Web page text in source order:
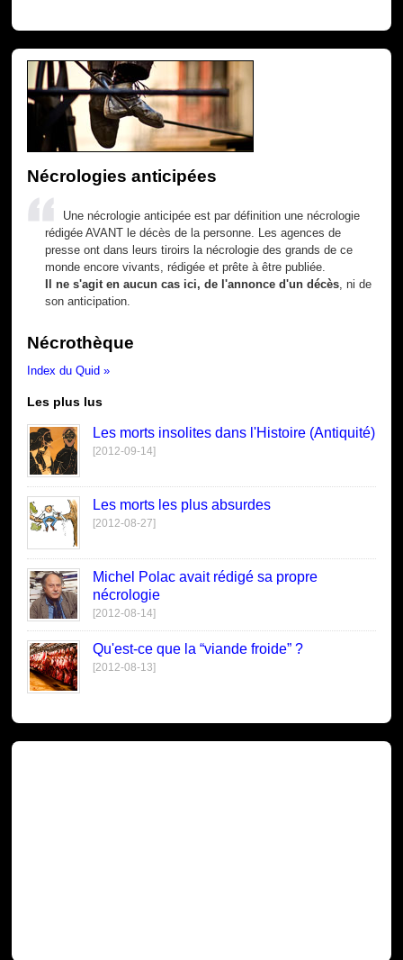
Nécrologies anticipées
Une nécrologie anticipée est par définition une nécrologie
rédigée AVANT le décès de la personne. Les agences de
presse ont dans leurs tiroirs la nécrologie des grands de ce
monde encore vivants, rédigée et prête à être publiée.
Il ne s'agit en aucun cas ici, de l'annonce d'un décès , ni de
son anticipation.
Nécrothèque
Index du Quid »
Les plus lus
Les morts insolites dans l'Histoire (Antiquité)
[2012-09-14]
Les morts les plus absurdes
[2012-08-27]
Michel Polac avait rédigé sa propre
nécrologie
[2012-08-14]
Qu'est-ce que la “viande froide” ?
[2012-08-13]